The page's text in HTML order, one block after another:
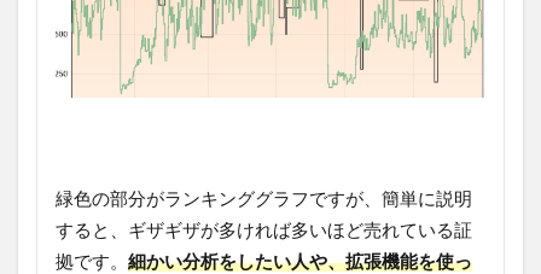
緑色の部分がランキンググラフですが、簡単に説明
すると、ギザギザが多ければ多いほど売れている証
拠です。 細かい分析をしたい人や、拡張機能を使っ